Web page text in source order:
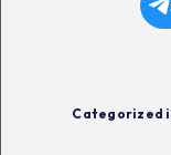
Categorized